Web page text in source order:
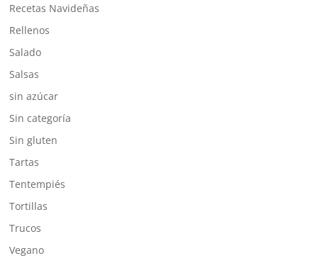
Recetas Navideñas
Rellenos
Salado
Salsas
sin azúcar
Sin categoría
Sin gluten
Tartas
Tentempiés
Tortillas
Trucos
Vegano